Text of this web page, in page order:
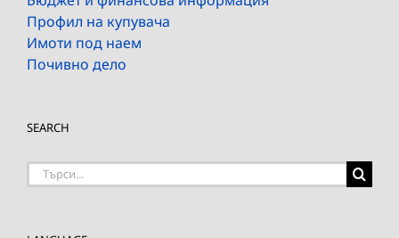
Профил на купувача
Имоти под наем
Почивно дело
SEARCH
Търсене